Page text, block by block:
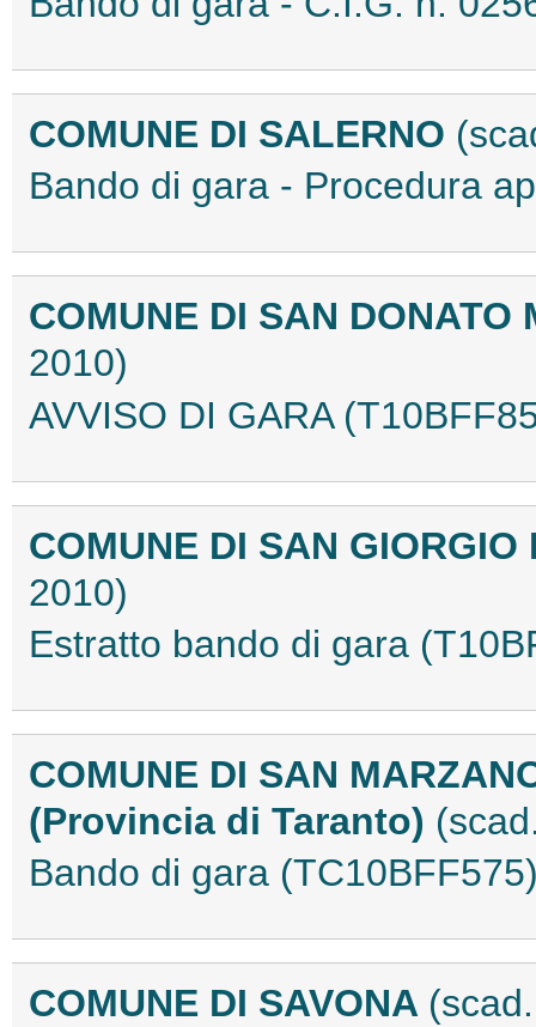
COMUNE DI SALERNO
Bando di gara - Procedura
COMUNE DI SAN
2010)
AVVISO DI GARA
COMUNE DI SAN
2010)
Estratto bando di gara
COMUNE DI SAN
(Provincia di Taranto)
Bando di gara
COMUNE DI SAVONA